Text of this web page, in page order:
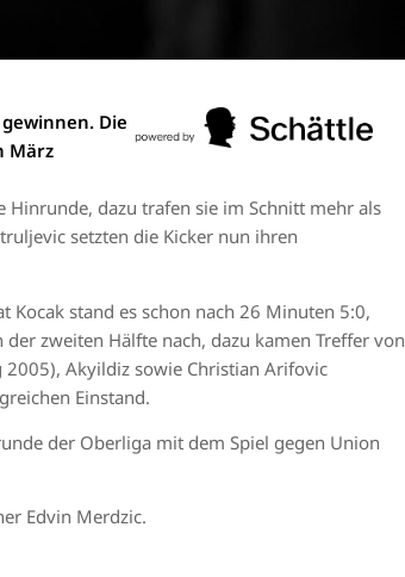
Die
März
Hinrunde, dazu trafen sie im Schnitt mehr als
setzten die Kicker nun ihren
stand es schon nach 26 Minuten 5:0,
zweiten Hälfte nach, dazu kamen Treffer von
2005), Akyildiz sowie Christian Arifovic
Einstand.
der Oberliga mit dem Spiel gegen Union
Edvin Merdzic.